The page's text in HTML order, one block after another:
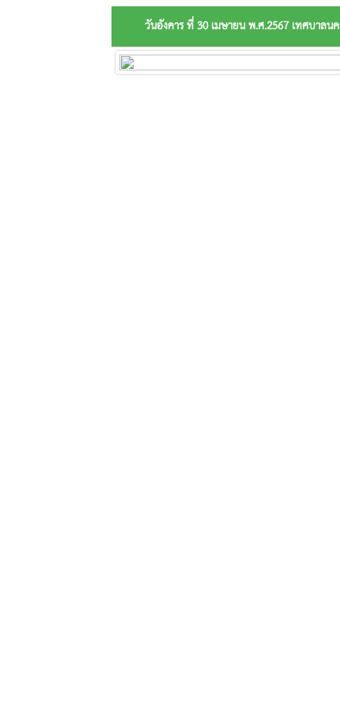
วันอังคาร ที่ 30 เมษายน พ.ศ.2567 เทศบาล